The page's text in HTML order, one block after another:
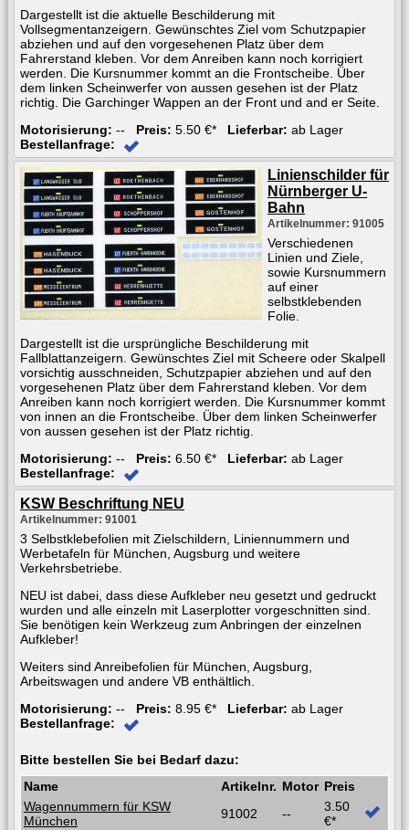
Dargestellt ist die aktuelle Beschilderung mit
Vollsegmentanzeigern. Gewünschtes Ziel vom Schutzpapier
abziehen und auf den vorgesehenen Platz über dem
Fahrerstand kleben. Vor dem Anreiben kann noch korrigiert
werden. Die Kursnummer kommt an die Frontscheibe. Über
dem linken Scheinwerfer von aussen gesehen ist der Platz
richtig. Die Garchinger Wappen an der Front und and er Seite.
Motorisierung: -- Preis: 5.50 €* Lieferbar: ab Lager
Bestellanfrage:
Linienschilder für
Nürnberger U-
Bahn
Artikelnummer: 91005
Verschiedenen
Linien und Ziele,
sowie Kursnummern
auf einer
selbstklebenden
Folie.
Dargestellt ist die ursprüngliche Beschilderung mit
Fallblattanzeigern. Gewünschtes Ziel mit Scheere oder Skalpell
vorsichtig ausschneiden, Schutzpapier abziehen und auf den
vorgesehenen Platz über dem Fahrerstand kleben. Vor dem
Anreiben kann noch korrigiert werden. Die Kursnummer kommt
von innen an die Frontscheibe. Über dem linken Scheinwerfer
von aussen gesehen ist der Platz richtig.
Motorisierung: -- Preis: 6.50 €* Lieferbar: ab Lager
Bestellanfrage:
KSW Beschriftung NEU
Artikelnummer: 91001
3 Selbstklebefolien mit Zielschildern, Liniennummern und
Werbetafeln für München, Augsburg und weitere
Verkehrsbetriebe.
NEU ist dabei, dass diese Aufkleber neu gesetzt und gedruckt
wurden und alle einzeln mit Laserplotter vorgeschnitten sind.
Sie benötigen kein Werkzeug zum Anbringen der einzelnen
Aufkleber!
Weiters sind Anreibefolien für München, Augsburg,
Arbeitswagen und andere VB enthältlich.
Motorisierung: -- Preis: 8.95 €* Lieferbar: ab Lager
Bestellanfrage:
Bitte bestellen Sie bei Bedarf dazu:
Name
Artikelnr. Motor Preis
Wagennummern für KSW
München
91002 --
3.50
€*